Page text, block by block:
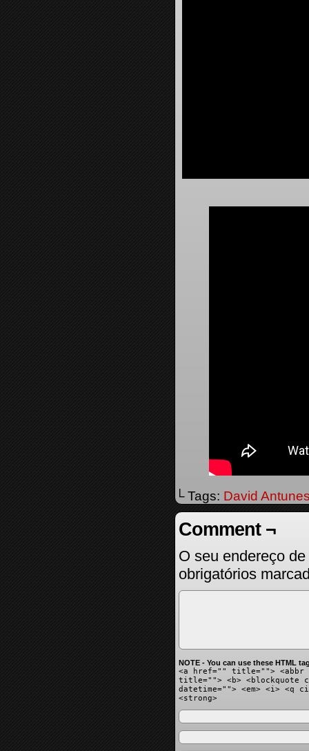
└ Tags: David
Comment ¬
O seu endereço
obrigatórios
NOTE - You can use these HTML
<a href="" title=""> <abbr
title=""> <b> <blockquote
datetime=""> <em> <i> <q
<strong>